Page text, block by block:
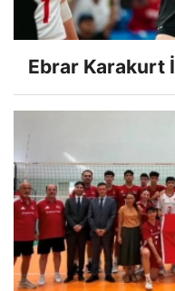
Ebrar Karakurt